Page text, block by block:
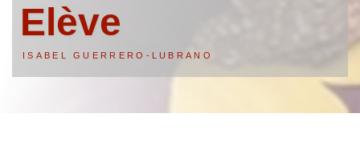
Elève
ISABEL GUERRERO-LUBRANO